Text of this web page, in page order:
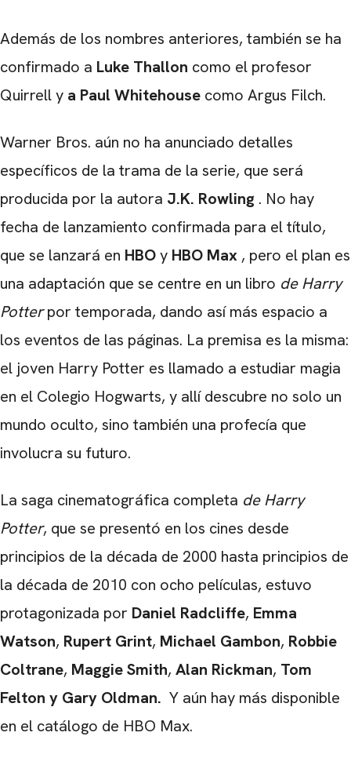
Además de los nombres anteriores, también se ha
confirmado a Luke Thallon como el profesor
Quirrell y a Paul Whitehouse como Argus Filch.
Warner Bros. aún no ha anunciado detalles
específicos de la trama de la serie, que será
producida por la autora J.K. Rowling . No hay
fecha de lanzamiento confirmada para el título,
que se lanzará en HBOy HBO Max , pero el plan es
una adaptación que se centre en un libro de Harry
Potterpor temporada, dando así más espacio a
los eventos de las páginas. La premisa es la misma:
el joven Harry Potter es llamado a estudiar magia
en el Colegio Hogwarts, y allí descubre no solo un
mundo oculto, sino también una profecía que
involucra su futuro.
La saga cinematográfica completa de Harry
Potter, que se presentó en los cines desde
principios de la década de 2000 hasta principios de
la década de 2010 con ocho películas, estuvo
protagonizada por Daniel Radcliffe, Emma
Watson, Rupert Grint, Michael Gambon, Robbie
Coltrane, Maggie Smith, Alan Rickman, Tom
Felton y Gary Oldman. Y aún hay más disponible
en el catálogo de HBO Max.